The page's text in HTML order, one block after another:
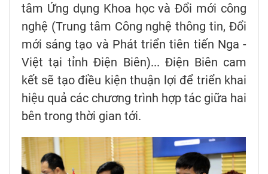
tâm Ứng dụng Khoa học và Đổi mới công
nghệ (Trung tâm Công nghệ thông tin, Đổi
mới sáng tạo và Phát triển tiên tiến Nga -
Việt tại tỉnh Điện Biên)... Điện Biên cam
kết sẽ tạo điều kiện thuận lợi để triển khai
hiệu quả các chương trình hợp tác giữa hai
bên trong thời gian tới.